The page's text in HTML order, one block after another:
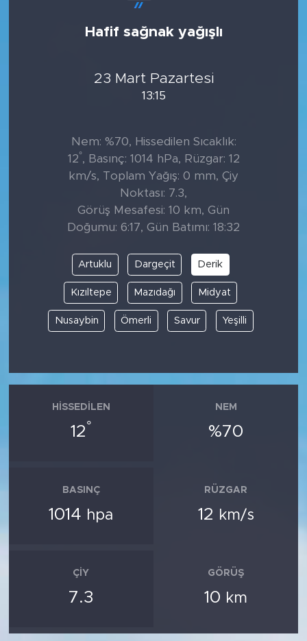
Hafif sağnak yağışlı
23 Mart Pazartesi
13:15
Nem: %70, Hissedilen Sıcaklık:
12°, Basınç: 1014 hPa, Rüzgar: 12
km/s, Toplam Yağış: 0 mm, Çiy
Noktası: 7.3,
Görüş Mesafesi: 10 km, Gün
Doğumu: 6:17, Gün Batımı: 18:32
Artuklu Dargeçit Derik
Kızıltepe Mazıdağı Midyat
Nusaybin Ömerli Savur Yeşilli
HISSEDILEN
12°
NEM
%70
BASINÇ
1014 hpa
RÜZGAR
12 km/s
ÇIY
7.3
GÖRÜŞ
10 km